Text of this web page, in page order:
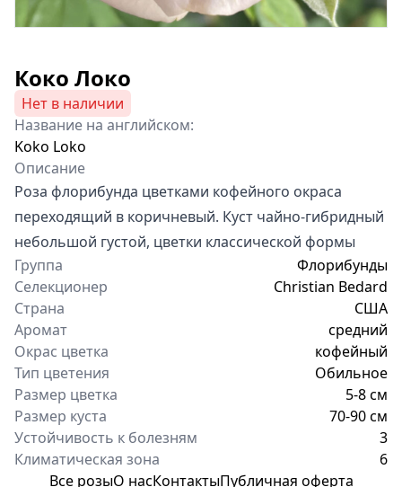
Коко Локо
Нет в наличии
Название на английском:
Koko Loko
Описание
Роза флорибунда цветками кофейного окраса
переходящий в коричневый. Куст чайно-гибридный
небольшой густой, цветки классической формы
Группа
Флорибунды
Селекционер
Christian Bedard
Страна
США
Аромат
средний
Окрас цветка
кофейный
Тип цветения
Обильное
Размер цветка
5-8 см
Размер куста
70-90 см
Устойчивость к болезням
3
Климатическая зона
6
Все розыО насКонтактыПубличная оферта